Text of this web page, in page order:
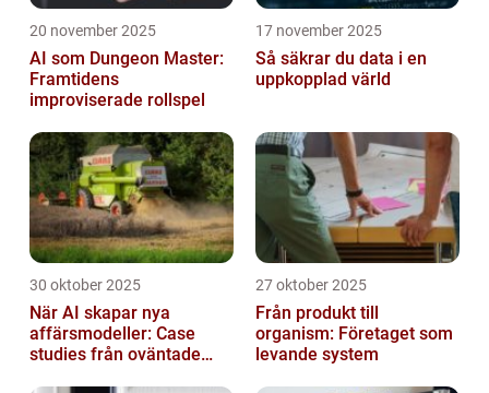
20 november 2025
AI som Dungeon Master:
Framtidens
improviserade rollspel
17 november 2025
Så säkrar du data i en
uppkopplad värld
30 oktober 2025
När AI skapar nya
affärsmodeller: Case
studies från oväntade
27 oktober 2025
Från produkt till
organism: Företaget som
levande system